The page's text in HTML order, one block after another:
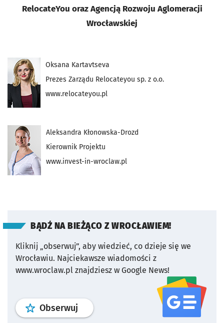
RelocateYou oraz Agencją Rozwoju Aglomeracji
Wrocławskiej
Oksana Kartavtseva
Prezes Zarządu Relocateyou sp. z o.o.
www.relocateyou.pl
Aleksandra Kłonowska-Drozd
Kierownik Projektu
www.invest-in-wroclaw.pl
BĄDŹ NA BIEŻĄCO Z WROCŁAWIEM!
Kliknij „obserwuj”, aby wiedzieć, co dzieje się we
Wrocławiu. Najciekawsze wiadomości z
www.wroclaw.pl znajdziesz w Google News!
Obserwuj profil serwisu